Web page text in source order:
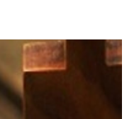
내 떄가 아직 이르지 못
를 따라 두 세 통드는 돌항
이르시되 항아리에 물을 채
회장에 갖다 주라 하시매
보고 어디서 났는지 알지
을 불러10 말하되 사람마